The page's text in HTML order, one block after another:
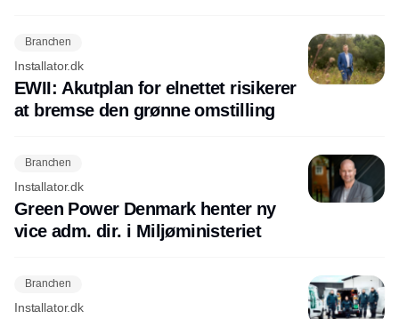
Branchen
Installator.dk
EWII: Akutplan for elnettet risikerer
at bremse den grønne omstilling
Branchen
Installator.dk
Green Power Denmark henter ny
vice adm. dir. i Miljøministeriet
Branchen
Installator.dk